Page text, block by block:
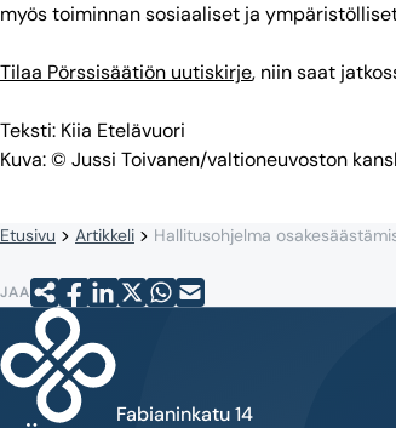
myös toiminnan sosiaaliset ja
Tilaa Pörssisäätiön uutiskirje, niin saat
Teksti: Kiia Etelävuori
Kuva: © Jussi Toivanen/valtioneuvoston
Etusivu Artikkeli
JAA
Fabianinkatu 14